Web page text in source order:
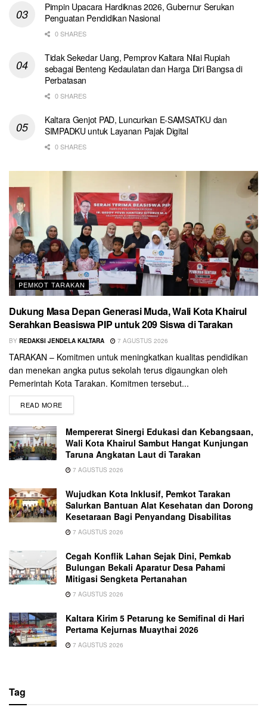
Pimpin Upacara Hardiknas 2026, Gubernur Serukan
Penguatan Pendidikan Nasional
0 SHARES
Tidak Sekedar Uang, Pemprov Kaltara Nilai Rupiah
sebagai Benteng Kedaulatan dan Harga Diri Bangsa di
Perbatasan
0 SHARES
Kaltara Genjot PAD, Luncurkan E-SAMSATKU dan
SIMPADKU untuk Layanan Pajak Digital
0 SHARES
PEMKOT TARAKAN
Dukung Masa Depan Generasi Muda, Wali Kota Khairul
Serahkan Beasiswa PIP untuk 209 Siswa di Tarakan
BY REDAKSI JENDELA KALTARA 7 AGUSTUS 2026
TARAKAN – Komitmen untuk meningkatkan kualitas pendidikan
dan menekan angka putus sekolah terus digaungkan oleh
Pemerintah Kota Tarakan. Komitmen tersebut...
READ MORE
Mempererat Sinergi Edukasi dan Kebangsaan,
Wali Kota Khairul Sambut Hangat Kunjungan
Taruna Angkatan Laut di Tarakan
7 AGUSTUS 2026
Wujudkan Kota Inklusif, Pemkot Tarakan
Salurkan Bantuan Alat Kesehatan dan Dorong
Kesetaraan Bagi Penyandang Disabilitas
7 AGUSTUS 2026
Cegah Konflik Lahan Sejak Dini, Pemkab
Bulungan Bekali Aparatur Desa Pahami
Mitigasi Sengketa Pertanahan
7 AGUSTUS 2026
Kaltara Kirim 5 Petarung ke Semifinal di Hari
Pertama Kejurnas Muaythai 2026
7 AGUSTUS 2026
Tag